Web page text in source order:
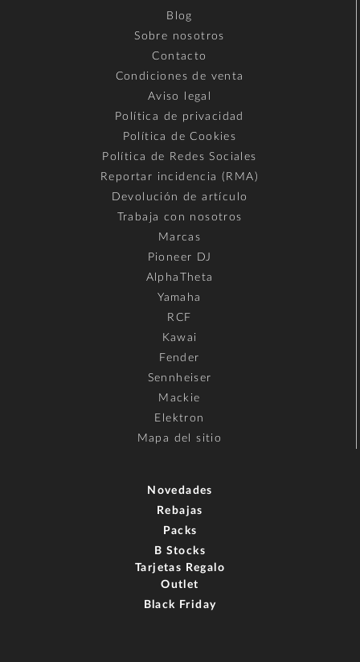
Blog
Sobre nosotros
Contacto
Condiciones de venta
Aviso legal
Política de privacidad
Política de Cookies
Política de Redes Sociales
Reportar incidencia (RMA)
Devolución de artículo
Trabaja con nosotros
Marcas
Pioneer DJ
AlphaTheta
Yamaha
RCF
Kawai
Fender
Sennheiser
Mackie
Elektron
Mapa del sitio
Novedades
Rebajas
Packs
B Stocks
Tarjetas Regalo
Outlet
Black Friday